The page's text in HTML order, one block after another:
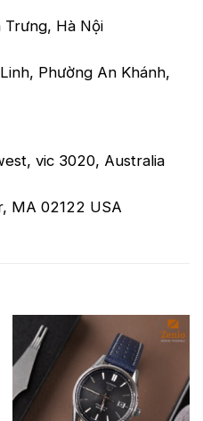
Trưng, Hà Nội
Phường An Khánh,
vic 3020, Australia
MA 02122 USA